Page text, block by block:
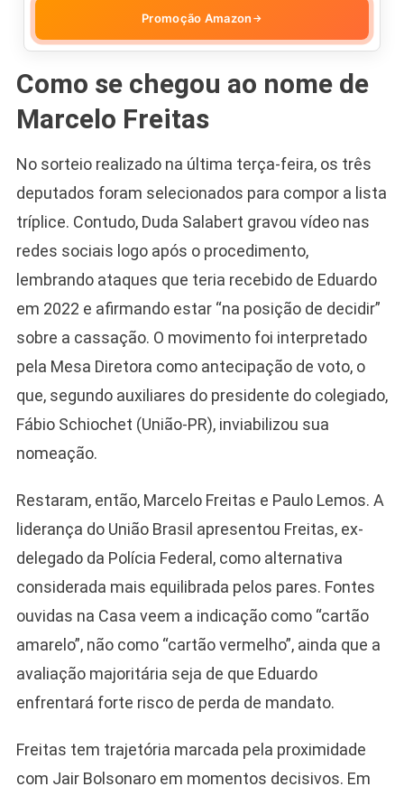
Promoção Amazon →
Como se chegou ao nome de
Marcelo Freitas
No sorteio realizado na última terça-feira, os três
deputados foram selecionados para compor a lista
tríplice. Contudo, Duda Salabert gravou vídeo nas
redes sociais logo após o procedimento,
lembrando ataques que teria recebido de Eduardo
em 2022 e afirmando estar “na posição de decidir”
sobre a cassação. O movimento foi interpretado
pela Mesa Diretora como antecipação de voto, o
que, segundo auxiliares do presidente do colegiado,
Fábio Schiochet (União-PR), inviabilizou sua
nomeação.
Restaram, então, Marcelo Freitas e Paulo Lemos. A
liderança do União Brasil apresentou Freitas, ex-
delegado da Polícia Federal, como alternativa
considerada mais equilibrada pelos pares. Fontes
ouvidas na Casa veem a indicação como “cartão
amarelo”, não como “cartão vermelho”, ainda que a
avaliação majoritária seja de que Eduardo
enfrentará forte risco de perda de mandato.
Freitas tem trajetória marcada pela proximidade
com Jair Bolsonaro em momentos decisivos. Em